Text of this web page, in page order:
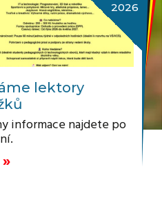
2026
lektory
informace najdete po